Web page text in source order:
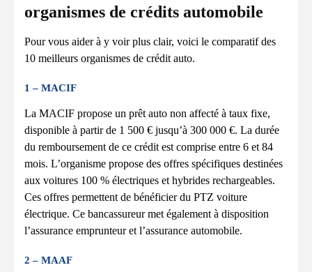
organismes de crédits automobile
Pour vous aider à y voir plus clair, voici le comparatif des
10 meilleurs organismes de crédit auto.
1 – MACIF
La MACIF propose un prêt auto non affecté à taux fixe,
disponible à partir de 1 500 € jusqu’à 300 000 €. La durée
du remboursement de ce crédit est comprise entre 6 et 84
mois. L’organisme propose des offres spécifiques destinées
aux voitures 100 % électriques et hybrides rechargeables.
Ces offres permettent de bénéficier du PTZ voiture
électrique. Ce bancassureur met également à disposition
l’assurance emprunteur et l’assurance automobile.
2 – MAAF